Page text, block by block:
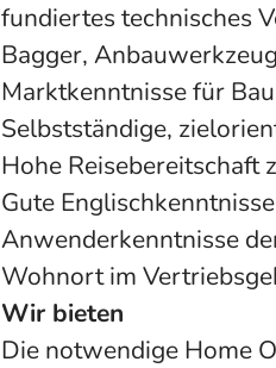
fundiertes technisches
Bagger,
Marktkenntnisse für
Selbstständige,
Hohe Reisebereitschaft
Gute
Anwenderkenntnisse
Wohnort im
Wir bieten
Die notwendige Home